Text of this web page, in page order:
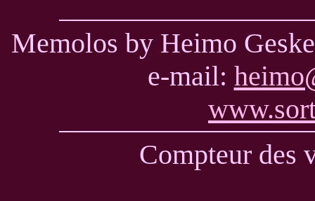
Memolos by Heimo
e-mail:
Compteur